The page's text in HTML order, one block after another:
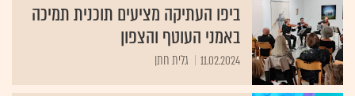
ביפו העתיקה מציעים תוכנית תמיכה
באמני העוטף והצפון
11.02.2024 גלית חתן